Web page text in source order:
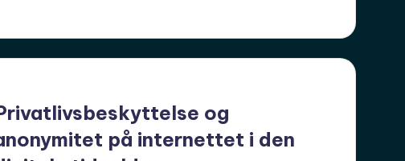
og
på internettet i den